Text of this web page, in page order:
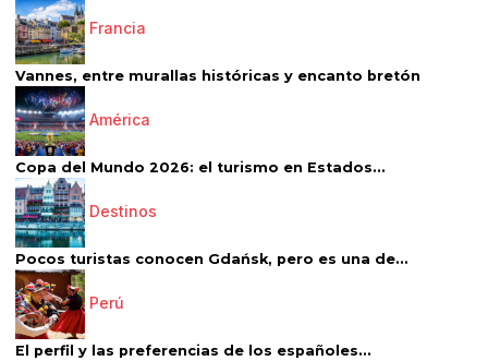
Francia
Vannes, entre murallas históricas y encanto bretón
América
Copa del Mundo 2026: el turismo en Estados...
Destinos
Pocos turistas conocen Gdańsk, pero es una de...
Perú
El perfil y las preferencias de los españoles...